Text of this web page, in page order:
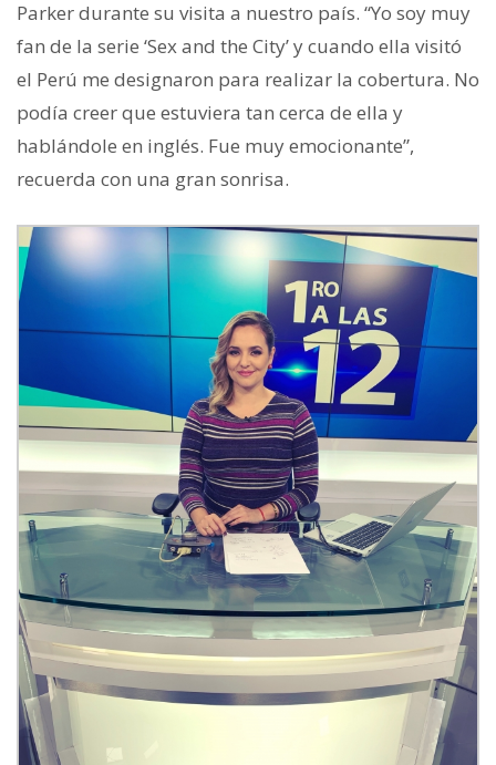
Parker durante su visita a nuestro país. “Yo soy muy
fan de la serie ‘Sex and the City’ y cuando ella visitó
el Perú me designaron para realizar la cobertura. No
podía creer que estuviera tan cerca de ella y
hablándole en inglés. Fue muy emocionante”,
recuerda con una gran sonrisa.